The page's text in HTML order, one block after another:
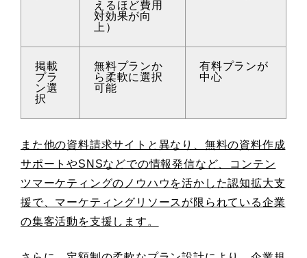
えるほど費用
対効果が向
上）
掲載
プラ
ン選
択
無料プランか
ら柔軟に選択
可能
有料プランが
中心
また他の資料請求サイトと異なり、無料の資料作成
サポートやSNSなどでの情報発信など、コンテン
ツマーケティングのノウハウを活かした認知拡大支
援で、マーケティングリソースが限られている企業
の集客活動を支援します。